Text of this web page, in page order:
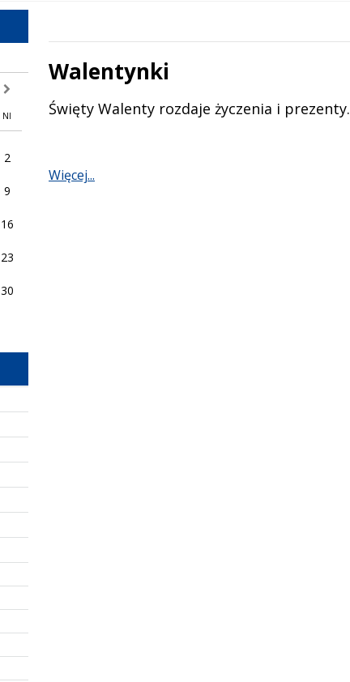
następny miesiąc
NI
2
9
16
23
30
Walentynki
Treść
Święty Walenty rozdaje życzenia i prezenty.
Więcej...